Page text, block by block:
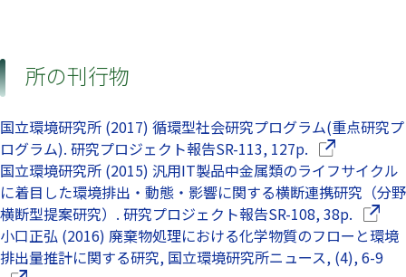
所の刊行物
国立環境研究所 (2017) 循環型社会研究プログラム(重点研究プ
ログラム). 研究プロジェクト報告SR-113, 127p. （別ウインド
国立環境研究所 (2015) 汎用IT製品中金属類のライフサイクル
に着目した環境排出・動態・影響に関する横断連携研究（分野
横断型提案研究）. 研究プロジェクト報告SR-108, 38p. （別
小口正弘 (2016) 廃棄物処理における化学物質のフローと環境
排出量推計に関する研究, 国立環境研究所ニュース, (4), 6-9（